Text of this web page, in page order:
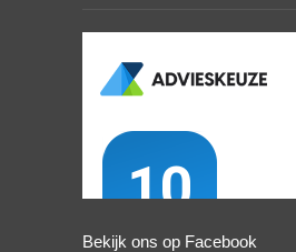
Bekijk ons op Facebook